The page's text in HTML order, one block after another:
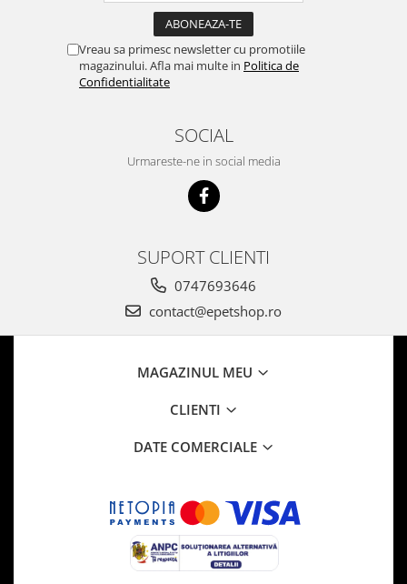
Vreau sa primesc newsletter cu promotiile
magazinului. Afla mai multe in Politica de
Confidentialitate
SOCIAL
Urmareste-ne in social media
SUPORT CLIENTI
0747693646
contact@epetshop.ro
MAGAZINUL MEU
CLIENTI
DATE COMERCIALE